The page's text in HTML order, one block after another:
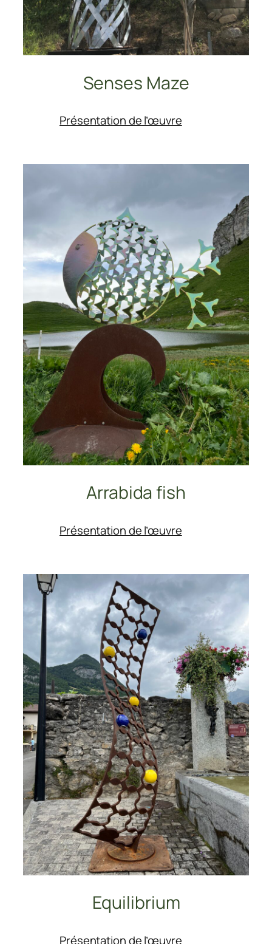
Senses Maze
Présentation de l’œuvre:
Arrabida fish
Présentation de l’œuvre:
Equilibrium
Présentation de l’œuvre: